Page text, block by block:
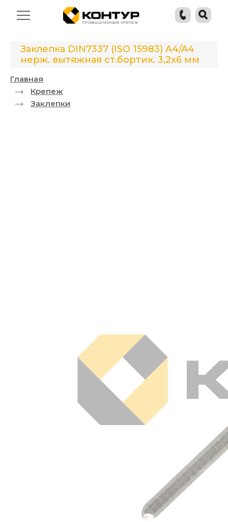
Заклепка DIN7337 (ISO 15983) A4/A4
нерж. вытяжная ст.бортик. 3,2x6 мм
Главная
Крепеж
Заклепки